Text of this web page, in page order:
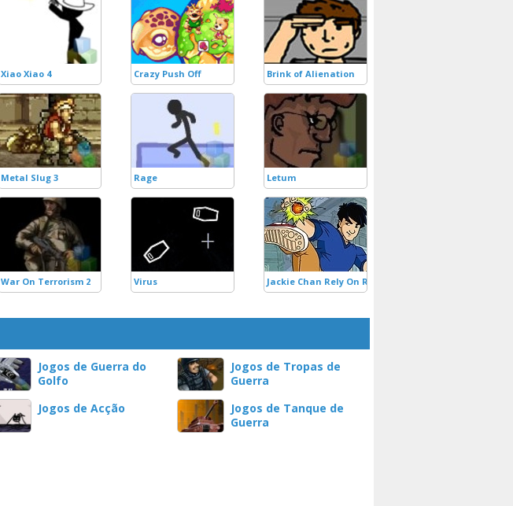
Xiao Xiao 4 Crazy Push Off Brink of Alienation
Metal Slug 3 Rage Letum
War On Terrorism 2 Virus Jackie Chan Rely On Relics
Jogos de Guerra do
Golfo
Jogos de Tropas de
Guerra
Jogos de Acção
Jogos de Tanque de
Guerra